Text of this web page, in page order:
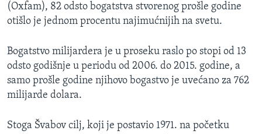
(Oxfam), 82 odsto bogatstva stvorenog prošle godine
otišlo je jednom procentu najimućnijih na svetu.
Bogatstvo milijardera je u proseku raslo po stopi od 13
odsto godišnje u periodu od 2006. do 2015. godine, a
samo prošle godine njihovo bogastvo je uvećano za 762
milijarde dolara.
Stoga Švabov cilj, koji je postavio 1971. na početku